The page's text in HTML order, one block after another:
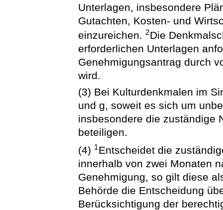
Unterlagen, insbesondere
Gutachten, Kosten- und
einzureichen.2Die
erforderlichen Unterlagen
Genehmigungsantrag durch
wird.
(3) Bei Kulturdenkmalen im
und g, soweit es sich um
insbesondere die zuständige
beteiligen.
(4) 1Entscheidet die
innerhalb von zwei Monaten
Genehmigung, so gilt diese
Behörde die Entscheidung
Berücksichtigung der